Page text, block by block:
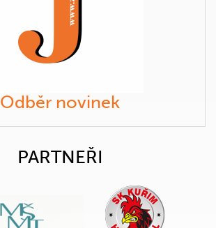
Odběr novinek
PARTNEŘI